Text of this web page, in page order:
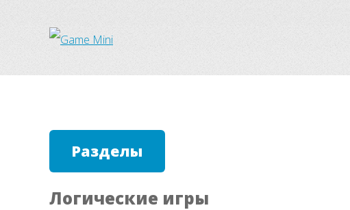
Разделы
Логические игры